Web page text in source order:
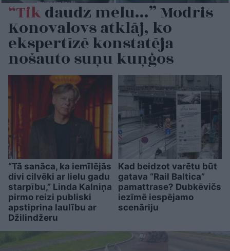
“Tikdaudz melu…” Modris
Konovalovs atklāj, ko
ekspertīzē konstatēja
nošauto suņu kuņģos
“Tā sanāca, ka iemīlējās
divi cilvēki ar lielu gadu
starpību,” Linda Kalniņa
pirmo reizi publiski
apstiprina laulību ar
Džilindžeru
Kad beidzot varētu būt
gatava “Rail Baltica”
pamattrase? Dubkēvičs
iezīmē iespējamo
scenāriju